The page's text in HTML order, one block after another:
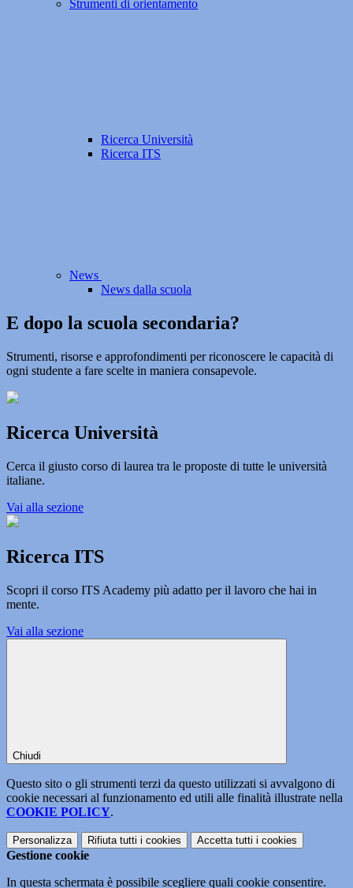
Strumenti di orientamento
Ricerca Università
Ricerca ITS
News
News dalla scuola
E dopo la scuola secondaria?
Strumenti, risorse e approfondimenti per riconoscere le capacità di
ogni studente a fare scelte in maniera consapevole.
Ricerca Università
Cerca il giusto corso di laurea tra le proposte di tutte le università
italiane.
Vai alla sezione
Ricerca ITS
Scopri il corso ITS Academy più adatto per il lavoro che hai in
mente.
Vai alla sezione
Chiudi
Questo sito o gli strumenti terzi da questo utilizzati si avvalgono di
cookie necessari al funzionamento ed utili alle finalità illustrate nella
COOKIE POLICY.
Personalizza Rifiuta tutti i cookies Accetta tutti i cookies
Gestione cookie
In questa schermata è possibile scegliere quali cookie consentire.